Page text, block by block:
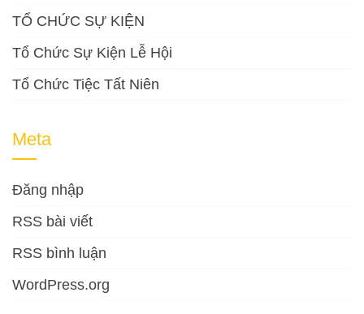
TỔ CHỨC SỰ KIỆN
Tổ Chức Sự Kiện Lễ Hội
Tổ Chức Tiệc Tất Niên
Meta
Đăng nhập
RSS bài viết
RSS bình luận
WordPress.org